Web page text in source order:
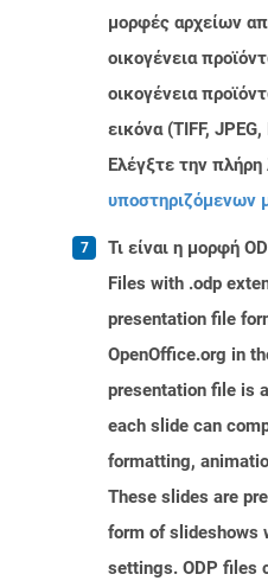
μορφές αρχείων
οικογένεια
οικογένεια
εικόνα (TIFF,
Ελέγξτε την
υποστηριζόμενων
Τι είναι η μορφή
Files with .odp
presentation file
OpenOffice.org in
presentation file is
each slide can
formatting,
These slides are
form of slideshows
settings. ODP files